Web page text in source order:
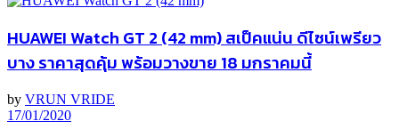
HUAWEI Watch GT 2 (42 mm) สเป็คแน่น ดีไซน์เพรียว
บาง ราคาสุดคุ้ม พร้อมวางขาย 18 มกราคมนี้
by VRUN VRIDE
17/01/2020